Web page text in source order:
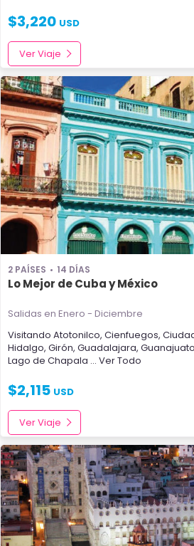
$3,220 USD
Ver Viaje
2 PAÍSES 14 DÍAS
Lo Mejor de Cuba y México
Salidas en Enero - Diciembre
Visitando Atotonilco, Cienfuegos,
Hidalgo, Girón, Guadalajara, Guanajuato
Lago de Chapala ... Ver Todo
$2,115 USD
Ver Viaje